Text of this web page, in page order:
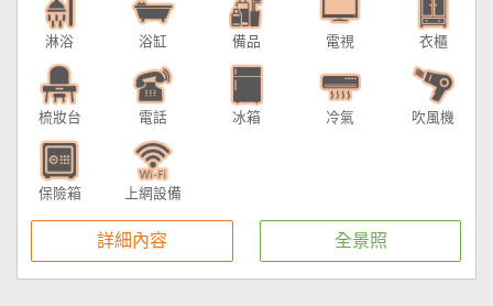
淋浴 浴缸 備品 電視 衣櫃
梳妝台 電話 冰箱 冷氣 吹風機
保險箱 上網設備
詳細內容 全景照